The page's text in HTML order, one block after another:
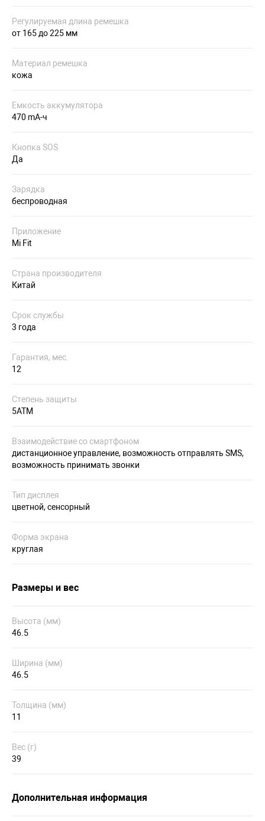
Регулируемая длина ремешка
от 165 до 225 мм
Материал ремешка
кожа
Емкость аккумулятора
470 mA-ч
Кнопка SOS
Да
Зарядка
беспроводная
Приложение
Mi Fit
Страна производителя
Китай
Срок службы
3 года
Гарантия, мес.
12
Степень защиты
5ATM
Взаимодействие со смартфоном
дистанционное управление, возможность отправлять SMS,
возможность принимать звонки
Тип дисплея
цветной, сенсорный
Форма экрана
круглая
Размеры и вес
Высота (мм)
46.5
Ширина (мм)
46.5
Толщина (мм)
11
Вес (г)
39
Дополнительная информация